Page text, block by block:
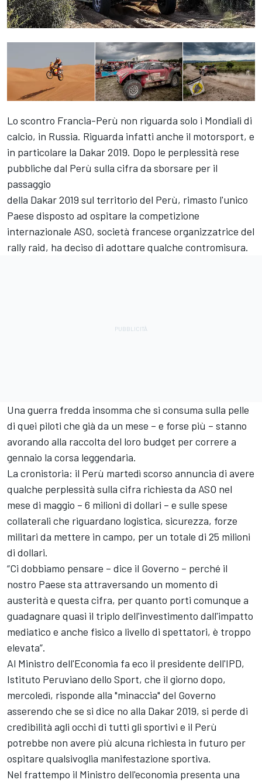
Lo scontro Francia-Perù non riguarda solo i Mondiali di
calcio, in Russia. Riguarda infatti anche il motorsport, e
in particolare la Dakar 2019. Dopo le perplessità rese
pubbliche dal Perù sulla cifra da sborsare per il
passaggio
della Dakar 2019 sul territorio del Perù, rimasto l'unico
Paese disposto ad ospitare la competizione
internazionale ASO, società francese organizzatrice del
rally raid, ha deciso di adottare qualche contromisura.
Una guerra fredda insomma che si consuma sulla pelle
di quei piloti che già da un mese – e forse più – stanno
avorando alla raccolta del loro budget per correre a
gennaio la corsa leggendaria.
La cronistoria: il Perù martedì scorso annuncia di avere
qualche perplessità sulla cifra richiesta da ASO nel
mese di maggio – 6 milioni di dollari – e sulle spese
collaterali che riguardano logistica, sicurezza, forze
militari da mettere in campo, per un totale di 25 milioni
di dollari.
“Ci dobbiamo pensare – dice il Governo – perché il
nostro Paese sta attraversando un momento di
austerità e questa cifra, per quanto porti comunque a
guadagnare quasi il triplo dell'investimento dall'impatto
mediatico e anche fisico a livello di spettatori, è troppo
elevata”.
Al Ministro dell'Economia fa eco il presidente dell'IPD,
Istituto Peruviano dello Sport, che il giorno dopo,
mercoledì, risponde alla "minaccia" del Governo
asserendo che se si dice no alla Dakar 2019, si perde di
credibilità agli occhi di tutti gli sportivi e il Perù
potrebbe non avere più alcuna richiesta in futuro per
ospitare qualsivoglia manifestazione sportiva.
Nel frattempo il Ministro dell'economia presenta una